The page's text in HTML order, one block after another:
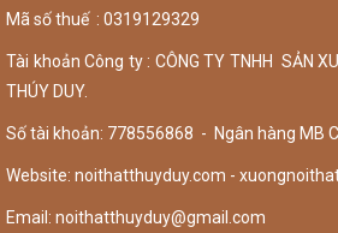
Mã số thuế : 0319129329
Tài khoản Công ty : CÔNG TY TNHH SẢN
THÚY DUY.
Số tài khoản: 778556868 - Ngân hàng MB
Website: noithatthuyduy.com -
Email: noithatthuyduy@gmail.com